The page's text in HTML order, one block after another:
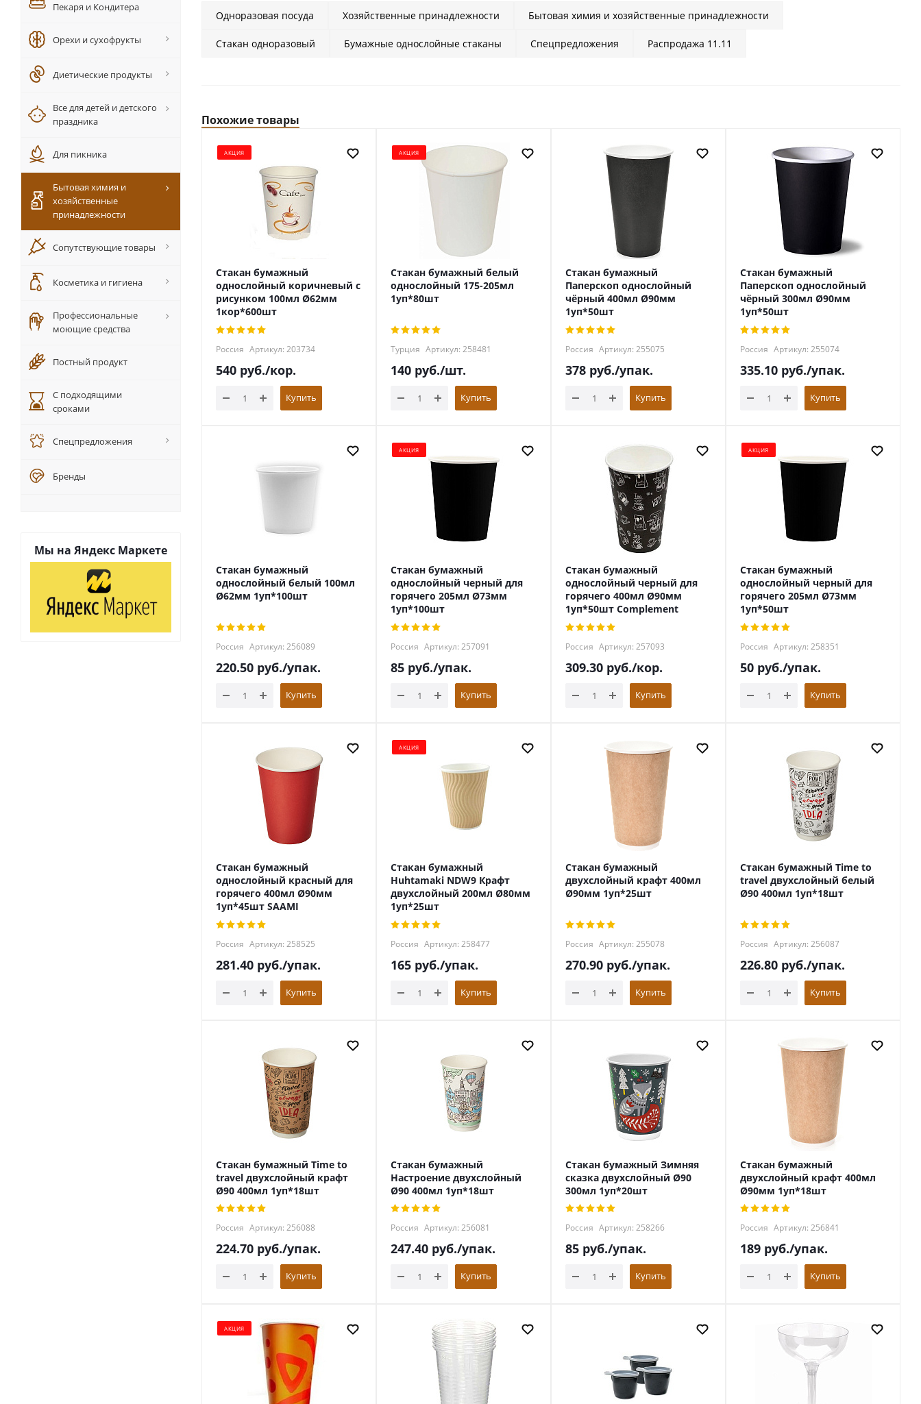
Одноразовая посуда Хозяйственные принадлежности Бытовая химия и хозяйственные принадлежности
Стакан одноразовый Бумажные однослойные стаканы Спецпредложения Распродажа 11.11
Похожие товары
АКЦИЯ
Стакан бумажный
однослойный коричневый с
рисунком 100мл Ø62мм
1кор*600шт
Россия Артикул: 203734
540 руб./кор.
Купить
АКЦИЯ
Стакан бумажный белый
однослойный 175-205мл
1уп*80шт
Турция Артикул: 258481
140 руб./шт.
Купить
Стакан бумажный
Паперскоп однослойный
чёрный 400мл Ø90мм
1уп*50шт
Россия Артикул: 255075
378 руб./упак.
Купить
Стакан бумажный
Паперскоп однослойный
чёрный 300мл Ø90мм
1уп*50шт
Россия Артикул: 255074
335.10 руб./упак.
Купить
Стакан бумажный
однослойный белый 100мл
Ø62мм 1уп*100шт
Россия Артикул: 256089
220.50 руб./упак.
Купить
АКЦИЯ
Стакан бумажный
однослойный черный для
горячего 205мл Ø73мм
1уп*100шт
Россия Артикул: 257091
85 руб./упак.
Купить
Стакан бумажный
однослойный черный для
горячего 400мл Ø90мм
1уп*50шт Complement
Россия Артикул: 257093
309.30 руб./кор.
Купить
АКЦИЯ
Стакан бумажный
однослойный черный для
горячего 205мл Ø73мм
1уп*50шт
Россия Артикул: 258351
50 руб./упак.
Купить
Стакан бумажный
однослойный красный для
горячего 400мл Ø90мм
1уп*45шт SAAMI
Россия Артикул: 258525
281.40 руб./упак.
Купить
АКЦИЯ
Стакан бумажный
Huhtamaki NDW9 Крафт
двухслойный 200мл Ø80мм
1уп*25шт
Россия Артикул: 258477
165 руб./упак.
Купить
Стакан бумажный
двухслойный крафт 400мл
Ø90мм 1уп*25шт
Россия Артикул: 255078
270.90 руб./упак.
Купить
Стакан бумажный Time to
travel двухслойный белый
Ø90 400мл 1уп*18шт
Россия Артикул: 256087
226.80 руб./упак.
Купить
Стакан бумажный Time to
travel двухслойный крафт
Ø90 400мл 1уп*18шт
Россия Артикул: 256088
224.70 руб./упак.
Купить
Стакан бумажный
Настроение двухслойный
Ø90 400мл 1уп*18шт
Россия Артикул: 256081
247.40 руб./упак.
Купить
Стакан бумажный Зимняя
сказка двухслойный Ø90
300мл 1уп*20шт
Россия Артикул: 258266
85 руб./упак.
Купить
Стакан бумажный
двухслойный крафт 400мл
Ø90мм 1уп*18шт
Россия Артикул: 256841
189 руб./упак.
Купить
АКЦИЯ
Пекаря и Кондитера
Орехи и сухофрукты
Диетические продукты
Все для детей и детского
праздника
Для пикника
Бытовая химия и
хозяйственные
принадлежности
Сопутствующие товары
Косметика и гигиена
Профессиональные
моющие средства
Постный продукт
С подходящими
сроками
Спецпредложения
Бренды
Мы на Яндекс Маркете